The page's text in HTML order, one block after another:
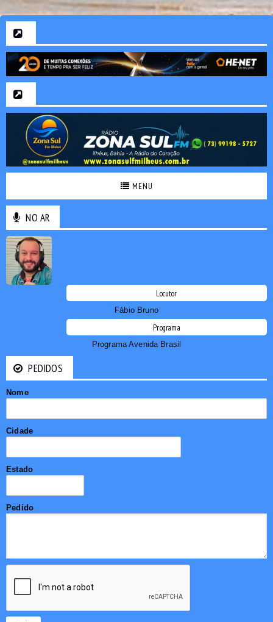
MENU
NO AR
Locutor
Fábio Bruno
Programa
Programa Avenida Brasil
PEDIDOS
Nome
Cidade
Estado
Pedido